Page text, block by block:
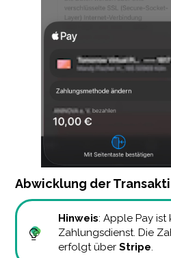
Abwicklung der
Hinweis: Apple Pay ist
Zahlungsdienst. Die
erfolgt überStripe.